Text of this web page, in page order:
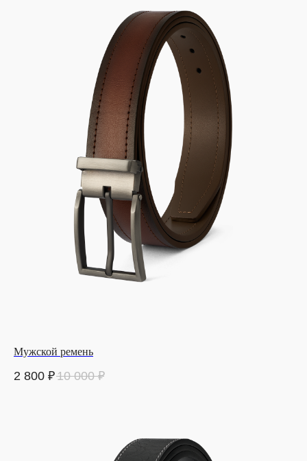
Мужской ремень
2 800 ₽10 000 ₽